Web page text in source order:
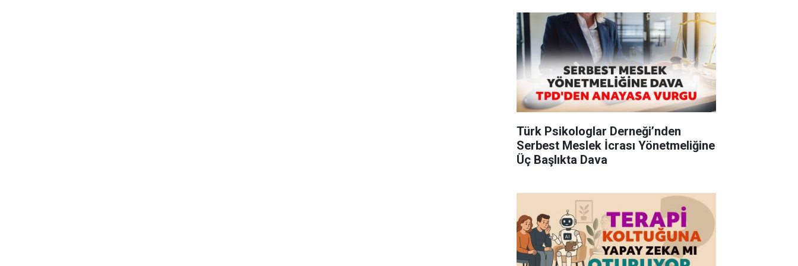
Türk Psikologlar Derneği’nden
Serbest Meslek İcrası Yönetmeliğine
Üç Başlıkta Dava